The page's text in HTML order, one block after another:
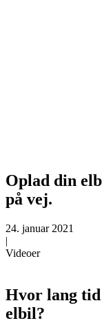
Oplad din
på vej.
24. januar 2021
|
Videoer
Hvor lang tid
elbil?